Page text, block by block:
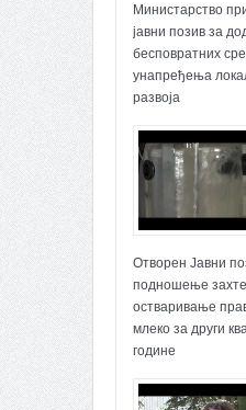
Министарство
јавни позив за
бесповратних
унапређења
развоја
Отворен Јавни
подношење
остваривање
млеко за други
године